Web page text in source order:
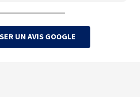
UN AVIS GOOGLE